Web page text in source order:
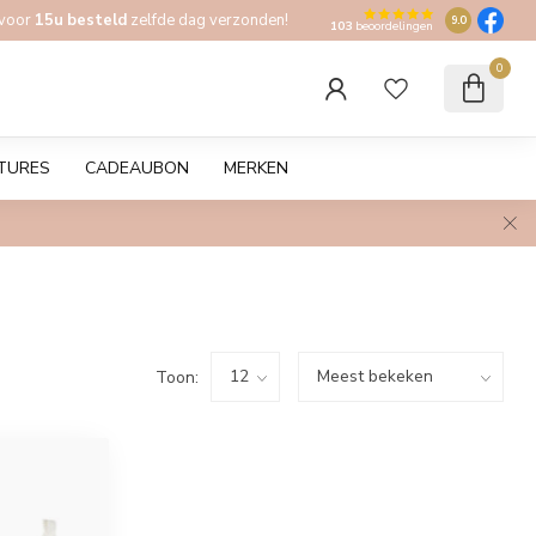
15u besteld zelfde dag verzonden! 103 beoordelingen 9.0
0
CADEAUBON MERKEN
Toon: